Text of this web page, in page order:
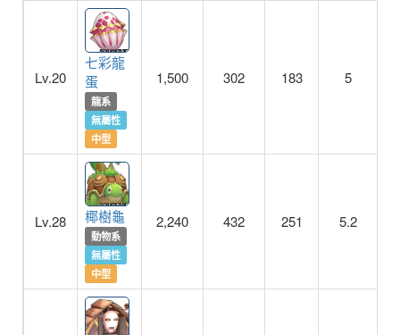
Lv.20
七彩龍
蛋
龍系
無屬性
中型
1,500 302 183 5
Lv.28 椰樹龜
動物系
無屬性
中型
2,240 432 251 5.2